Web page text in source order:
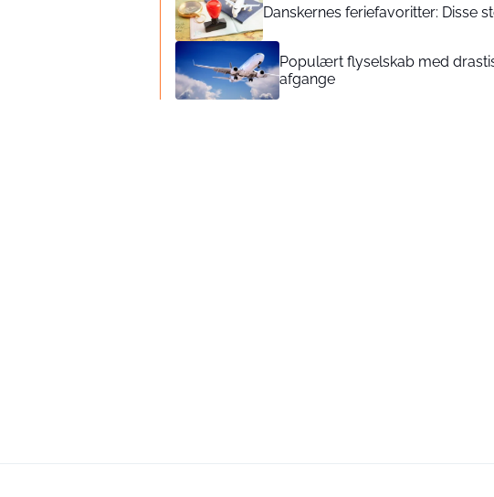
Danskernes feriefavoritter: Disse
Populært flyselskab med
afgange